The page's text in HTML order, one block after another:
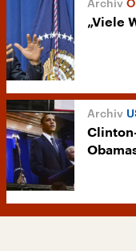
„Viele